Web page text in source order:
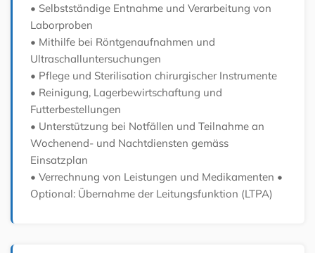
• Selbstständige Entnahme und Verarbeitung von
Laborproben
• Mithilfe bei Röntgenaufnahmen und
Ultraschalluntersuchungen
• Pflege und Sterilisation chirurgischer Instrumente
• Reinigung, Lagerbewirtschaftung und
Futterbestellungen
• Unterstützung bei Notfällen und Teilnahme an
Wochenend- und Nachtdiensten gemäss
Einsatzplan
• Verrechnung von Leistungen und Medikamenten •
Optional: Übernahme der Leitungsfunktion (LTPA)